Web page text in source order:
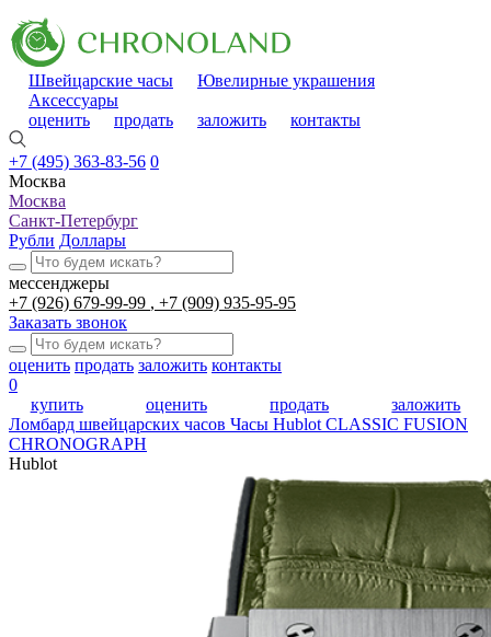
Швейцарские часы
Ювелирные украшения
Аксессуары
оценить
продать заложить контакты
+7 (495) 363-83-56 0
Москва
Москва
Санкт-Петербург
Рубли Доллары
мессенджеры
+7 (926) 679-99-99
+7 (909) 935-95-95
Заказать звонок
оценить продать заложить контакты
0
купить
оценить продать
заложить
Ломбард швейцарских часов Часы Hublot CLASSIC FUSION
CHRONOGRAPH
Hublot